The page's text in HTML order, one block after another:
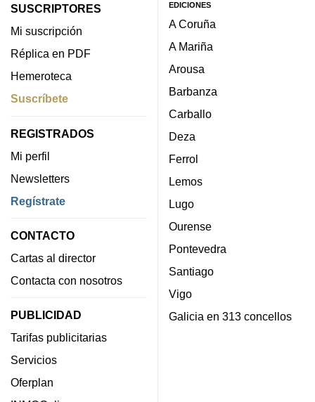
SUSCRIPTORES
Mi suscripción
Réplica en PDF
Hemeroteca
Suscríbete
REGISTRADOS
Mi perfil
Newsletters
Regístrate
CONTACTO
Cartas al director
Contacta con nosotros
PUBLICIDAD
Tarifas publicitarias
Servicios
Oferplan
EDICIONES
A Coruña
A Mariña
Arousa
Barbanza
Carballo
Deza
Ferrol
Lemos
Lugo
Ourense
Pontevedra
Santiago
Vigo
Galicia en 313 concellos